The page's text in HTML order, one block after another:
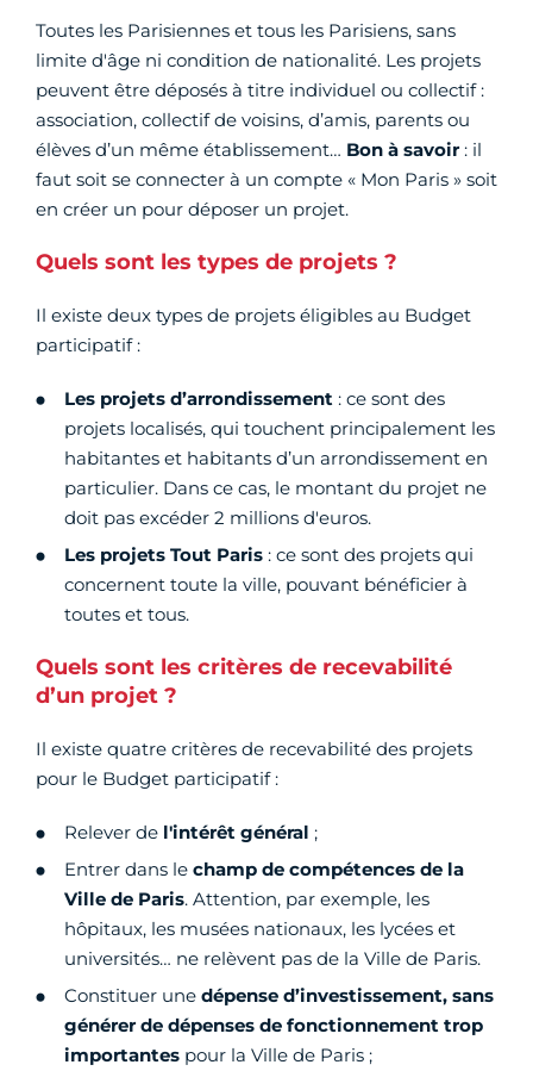
Toutes les Parisiennes et tous les Parisiens, sans
limite d'âge ni condition de nationalité. Les projets
peuvent être déposés à titre individuel ou collectif :
association, collectif de voisins, d’amis, parents ou
élèves d’un même établissement… Bon à savoir: il
faut soit se connecter à un compte « Mon Paris » soit
en créer un pour déposer un projet.
Quels sont les types de projets ?
Il existe deux types de projets éligibles au Budget
participatif :
Les projets d’arrondissement : ce sont des
projets localisés, qui touchent principalement les
habitantes et habitants d’un arrondissement en
particulier. Dans ce cas, le montant du projet ne
doit pas excéder 2 millions d'euros.
Les projets Tout Paris : ce sont des projets qui
concernent toute la ville, pouvant bénéficier à
toutes et tous.
Quels sont les critères de recevabilité
d’un projet ?
Il existe quatre critères de recevabilité des projets
pour le Budget participatif :
Relever de l'intérêt général ;
Entrer dans le champ de compétences de la
Ville de Paris. Attention, par exemple, les
hôpitaux, les musées nationaux, les lycées et
universités… ne relèvent pas de la Ville de Paris.
Constituer une dépense d’investissement, sans
générer de dépenses de fonctionnement trop
importantes pour la Ville de Paris ;